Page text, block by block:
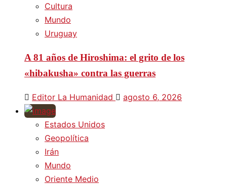
Cultura
Mundo
Uruguay
A 81 años de Hiroshima: el grito de los
«hibakusha» contra las guerras
Editor La Humanidad agosto 6, 2026
Estados Unidos
Geopolítica
Irán
Mundo
Oriente Medio